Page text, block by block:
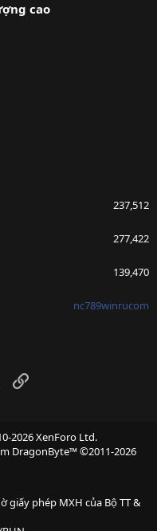
cao
237,512
277,422
139,470
nc789winrucom
EmailLink
2026 XenForo Ltd.
DragonByte™©2011-2026
giấy phép MXH của Bộ TT &